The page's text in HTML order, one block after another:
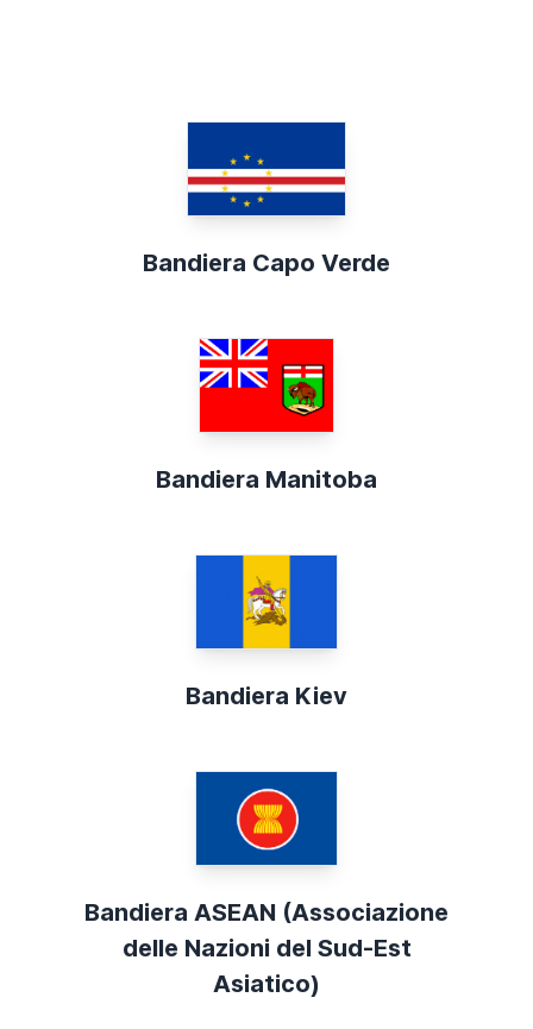
Bandiera Capo Verde
Bandiera Manitoba
Bandiera Kiev
Bandiera ASEAN (Associazione
delle Nazioni del Sud-Est
Asiatico)